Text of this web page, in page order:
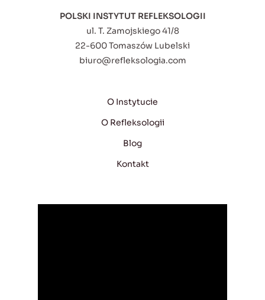
POLSKI INSTYTUT REFLEKSOLOGII
ul. T. Zamojskiego 41/8
22-600 Tomaszów Lubelski
biuro@refleksologia.com
O Instytucie
O Refleksologii
Blog
Kontakt